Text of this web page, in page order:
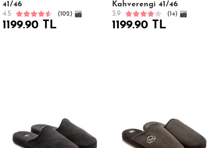
41/46
4.5 (102)
1199.90 TL
Kahverengi 41/46
3.9 (14)
1199.90 TL